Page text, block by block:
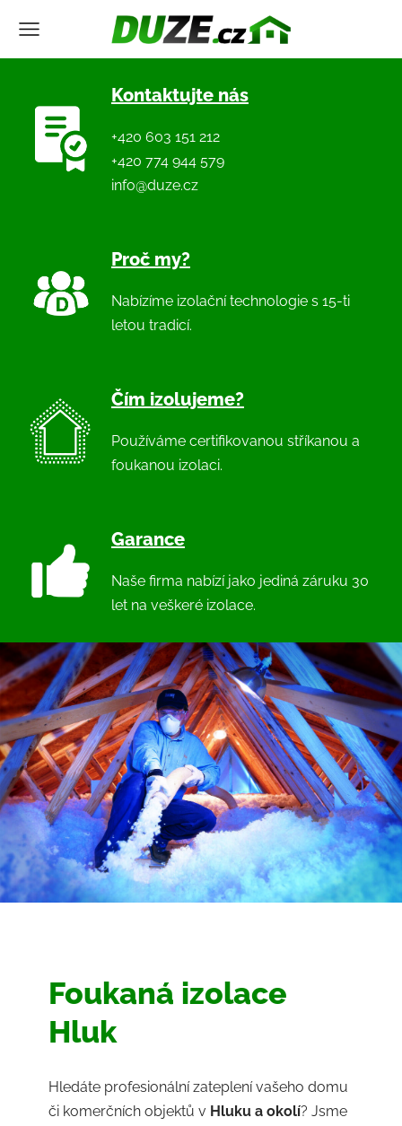
Kontaktujte nás
+420 603 151 212
+420 774 944 579
info@duze.cz
Proč my?
Nabízíme izolační technologie s 15-ti
letou tradicí.
Čím izolujeme?
Používáme certifikovanou stříkanou a
foukanou izolaci.
Garance
Naše firma nabízí jako jediná záruku 30
let na veškeré izolace.
Foukaná izolace
Hluk
Hledáte profesionální zateplení vašeho domu
či komerčních objektů v Hluku a okolí? Jsme